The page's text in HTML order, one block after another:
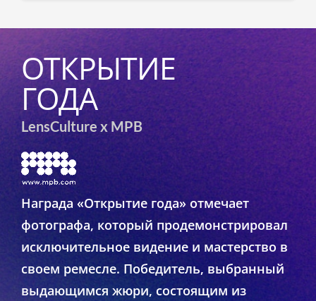
ОТКРЫТИЕ
ГОДА
LensCulture x MPB
Награда «Открытие года» отмечает
фотографа, который продемонстрировал
исключительное видение и мастерство в
своем ремесле. Победитель, выбранный
выдающимся жюри, состоящим из